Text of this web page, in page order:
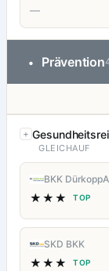
—
• Prävention
GLEICHAUF
BKK
★★★ TOP
SKD BKK
★★★ TOP